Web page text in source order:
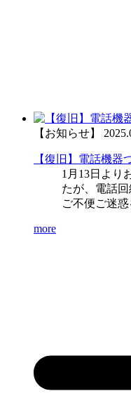
【お知らせ】
【復旧】電話機器
1月13日より
たが、電話回
ご不便ご迷
more